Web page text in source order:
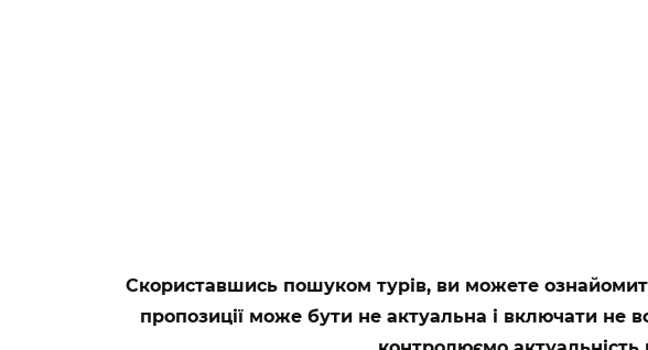
Скориставшись пошуком турів, ви можете
пропозиції може бути не актуальна і включати не